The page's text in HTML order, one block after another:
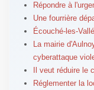
Répondre à
Une fourrière
Écouché-les-
La mairie
cyberattaque
Il veut réduire le
Réglementer la